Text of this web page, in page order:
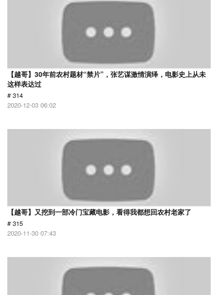
【越哥】30年前农村题材“禁片”，张艺谋激情演绎，电影史上从未
这样表达过
# 314
2020-12-03 06:02
【越哥】又挖到一部冷门宝藏电影，看得我都想回农村老家了
# 315
2020-11-30 07:43